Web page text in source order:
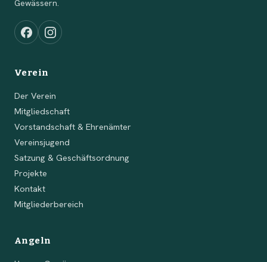
Gewässern.
Verein
Der Verein
Mitgliedschaft
Vorstandschaft & Ehrenämter
Vereinsjugend
Satzung & Geschäftsordnung
Projekte
Kontakt
Mitgliederbereich
Angeln